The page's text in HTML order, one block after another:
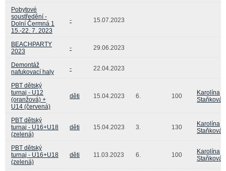
Pobytové
soustředění -
Dolní Čermná 1
15.-22. 7. 2023
- 15.07.2023
BEACHPARTY
2023
- 29.06.2023
Demontáž
nafukovací haly
- 22.04.2023
PBT dětský
turnaj - U12
(oranžová) +
U14 (červená)
děti 15.04.2023 6. 100
Karolína
Staňková
PBT dětský
turnaj - U16+U18
(zelená)
děti 15.04.2023 3. 130
Karolína
Staňková
PBT dětský
turnaj - U16+U18
(zelená)
děti 11.03.2023 6. 100
Karolína
Staňková